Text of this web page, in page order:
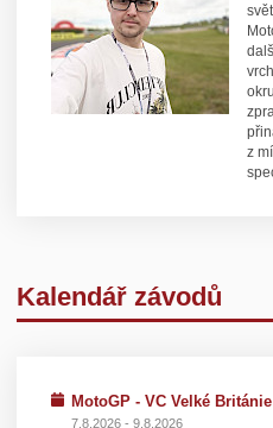
z
Kalendář závodů
MotoGP - VC Velké Británie
7.8.2026 - 9.8.2026